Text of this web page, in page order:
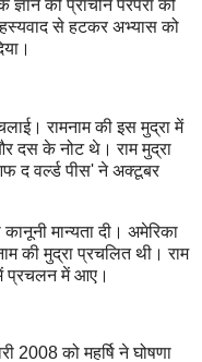
ज्ञान की प्राचीन परंपरा को
से हटकर अभ्यास को
रामनाम की इस मुद्रा में
दस के नोट थे। राम मुद्रा
द वर्ल्ड पीस' ने अक्टूबर
मान्यता दी। अमेरिका
की मुद्रा प्रचलित थी। राम
प्रचलन में आए।
2008 को महर्षि ने घोषणा